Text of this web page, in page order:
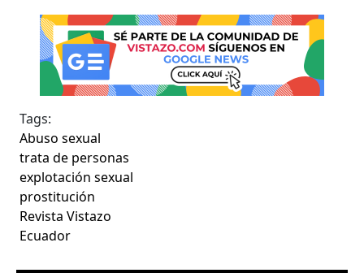
Tags:
Abuso sexual
trata de personas
explotación sexual
prostitución
Revista Vistazo
Ecuador